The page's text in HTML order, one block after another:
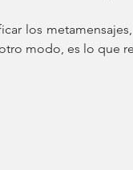
los
modo, es lo que